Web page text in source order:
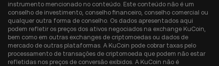
instrumento mencionado no conteúdo. Este conteúdo não é um
conselho de investimento, conselho financeiro, conselho comercial ou
qualquer outra forma de conselho. Os dados apresentados aqui
podem refletir os preços dos ativos negociados na exchange KuCoin,
bem como em outras exchanges de criptomoedas ou dados de
mercado de outras plataformas. A KuCoin pode cobrar taxas pelo
processamento de transações de criptomoeda que podem não estar
refletidas nos preços de conversão exibidos. A KuCoin não é